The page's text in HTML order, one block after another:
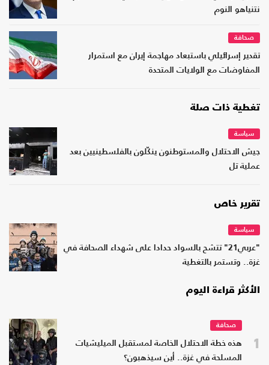
نتنياهو النوم
صحافة
تقدير إسرائيلي باستبعاد مهاجمة إيران مع استمرار
المفاوضات مع الولايات المتحدة
تغطية ذات صلة
سياسة
جيش الاحتلال والمستوطنون ينكّلون بالفلسطينيين بعد
عملية تل
تقرير خاص
سياسة
"عربي21" تتشح بالسواد حدادا على شهداء الصحافة في
غزة.. وتستمر بالتغطية
الأكثر قراءة اليوم
1
صحافة
هذه خطة الاحتلال الخاصة لمستقبل الميليشيات
المسلحة في غزة.. أين سيذهبون؟